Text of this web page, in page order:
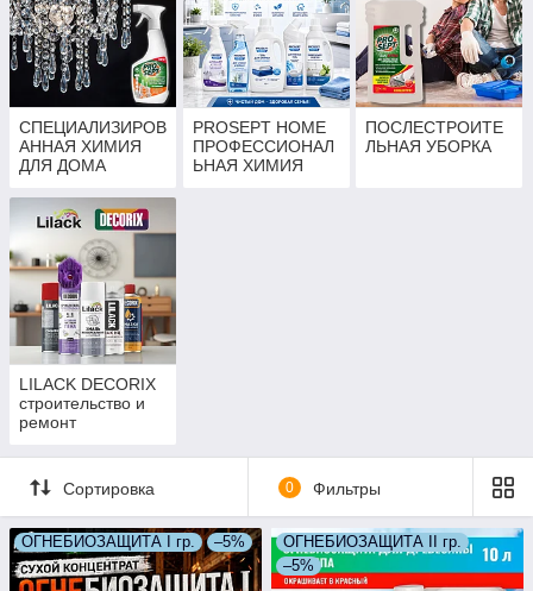
СПЕЦИАЛИЗИРОВ
АННАЯ ХИМИЯ
ДЛЯ ДОМА
PROSEPT HOME
ПРОФЕССИОНАЛ
ЬНАЯ ХИМИЯ
ПОСЛЕСТРОИТЕ
ЛЬНАЯ УБОРКА
LILACK DECORIX
строительство и
ремонт
Сортировка 0 Фильтры
ОГНЕБИОЗАЩИТА I гр. –5%
ОГНЕБИОЗАЩИТА II гр.
–5%